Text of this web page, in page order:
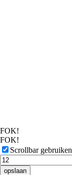
FOK!
FOK!
Scrollbar gebruiken
opslaan